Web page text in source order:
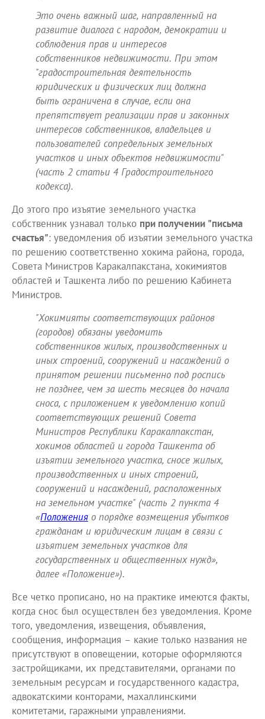
Это очень важный шаг, направленный на
развитие диалога с народом, демократии и
соблюдения прав и интересов
собственников недвижимости. При этом
"градостроительная деятельность
юридических и физических лиц должна
быть ограничена в случае, если она
препятствует реализации прав и законных
интересов собственников, владельцев и
пользователей сопредельных земельных
участков и иных объектов недвижимости"
(часть 2 статьи 4 Градостроительного
кодекса).
До этого про изъятие земельного участка
собственник узнавал только при получении "письма
счастья": уведомления об изъятии земельного участка
по решению соответственно хокима района, города,
Совета Министров Каракалпакстана, хокимиятов
областей и Ташкента либо по решению Кабинета
Министров.
"Хокимияты соответствующих районов
(городов) обязаны уведомить
собственников жилых, производственных и
иных строений, сооружений и насаждений о
принятом решении письменно под роспись
не позднее, чем за шесть месяцев до начала
сноса, с приложением к уведомлению копий
соответствующих решений Совета
Министров Республики Каракалпакстан,
хокимов областей и города Ташкента об
изъятии земельного участка, сносе жилых,
производственных и иных строений,
сооружений и насаждений, расположенных
на земельном участке" (часть 2 пункта 4
«Положения о порядке возмещения убытков
гражданам и юридическим лицам в связи с
изъятием земельных участков для
государственных и общественных нужд»,
далее «Положение»).
Все четко прописано, но на практике имеются факты,
когда снос был осуществлен без уведомления. Кроме
того, уведомления, извещения, объявления,
сообщения, информация – какие только названия не
присутствуют в оповещении, которые оформляются
застройщиками, их представителями, органами по
земельным ресурсам и государственного кадастра,
адвокатскими конторами, махаллинскими
комитетами, гаражными управлениями.